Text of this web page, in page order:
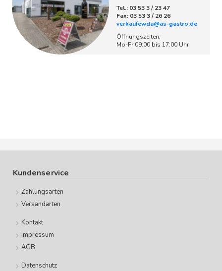
Tel.: 03 53 3 / 23 47
Fax: 03 53 3 / 26 26
verkaufewda@as-gastro.de
Öffnungszeiten:
Mo-Fr 09:00 bis 17:00 Uhr
Kundenservice
Zahlungsarten
Versandarten
Kontakt
Impressum
AGB
Datenschutz